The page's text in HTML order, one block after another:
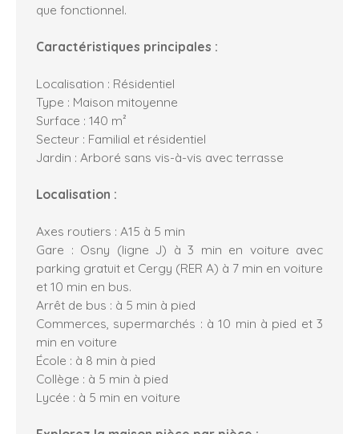
que fonctionnel.
Caractéristiques principales :
Localisation : Résidentiel
Type : Maison mitoyenne
Surface : 140 m²
Secteur : Familial et résidentiel
Jardin : Arboré sans vis-à-vis avec terrasse
Localisation :
Axes routiers : A15 à 5 min
Gare : Osny (ligne J) à 3 min en voiture avec
parking gratuit et Cergy (RER A) à 7 min en voiture
et 10 min en bus.
Arrêt de bus : à 5 min à pied
Commerces, supermarchés : à 10 min à pied et 3
min en voiture
École : à 8 min à pied
Collège : à 5 min à pied
Lycée : à 5 min en voiture